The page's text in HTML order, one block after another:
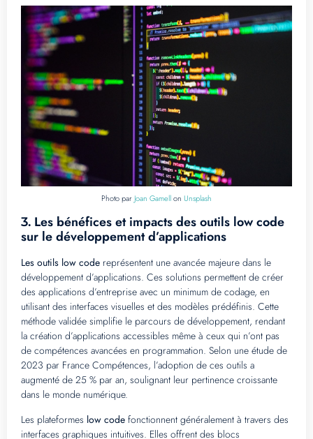
Photo par Joan Gamellon Unsplash
3. Les bénéfices et impacts des outils low code
sur le développement d’applications
Les outils low code représentent une avancée majeure dans le
développement d’applications. Ces solutions permettent de créer
des applications d’entreprise avec un minimum de codage, en
utilisant des interfaces visuelles et des modèles prédéfinis. Cette
méthode validée simplifie le parcours de développement, rendant
la création d’applications accessibles même à ceux qui n’ont pas
de compétences avancées en programmation. Selon une étude de
2023 par France Compétences, l’adoption de ces outils a
augmenté de 25 % par an, soulignant leur pertinence croissante
dans le monde numérique.
Les plateformes low code fonctionnent généralement à travers des
interfaces graphiques intuitives. Elles offrent des blocs